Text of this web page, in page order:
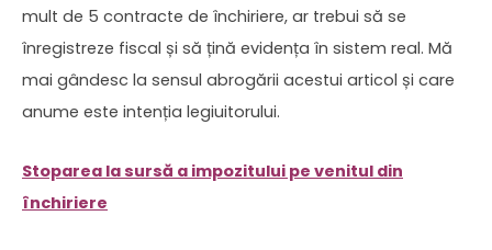
mult de 5 contracte de închiriere, ar trebui să se
înregistreze fiscal și să țină evidența în sistem real. Mă
mai gândesc la sensul abrogării acestui articol și care
anume este intenția legiuitorului.
Stoparea la sursă a impozitului pe venitul din
închiriere